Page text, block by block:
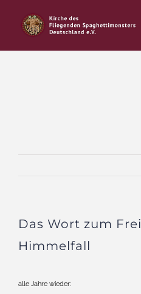
Inhalt
springen
Das Wort zum
Himmelfall
alle Jahre wieder: